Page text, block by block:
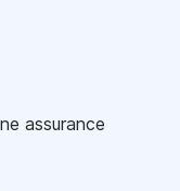
assurance